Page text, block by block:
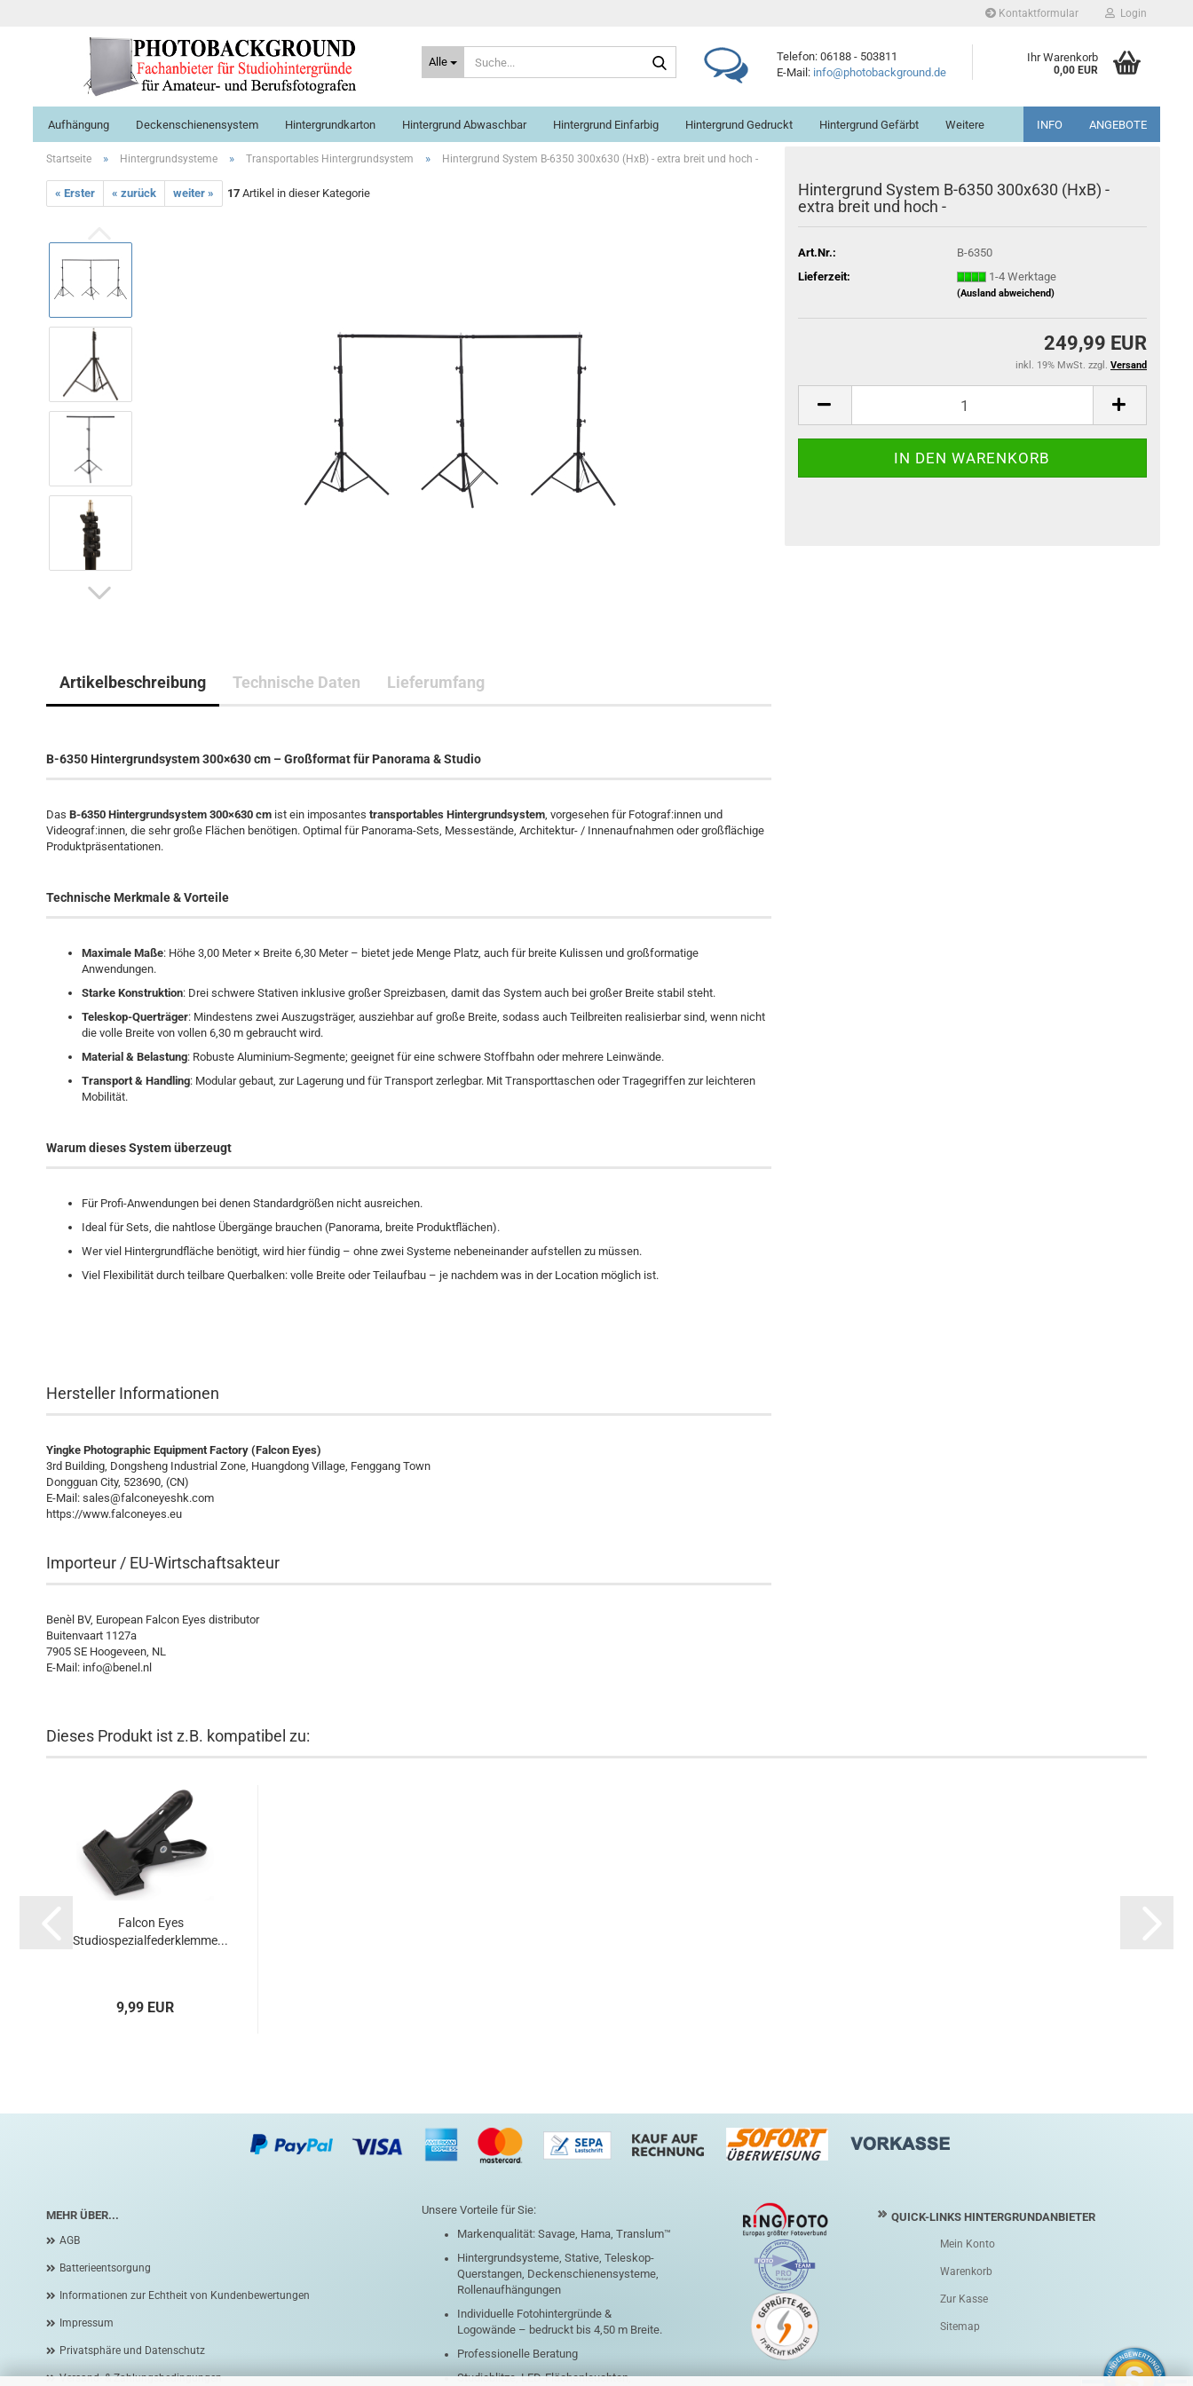
Kontaktformular Login
Alle
Suche...
Telefon: 06188 - 503811
E-Mail: info@photobackground.de
Ihr Warenkorb
0,00 EUR
Aufhängung Deckenschienensystem Hintergrundkarton Hintergrund Abwaschbar Hintergrund Einfarbig Hintergrund Gedruckt Hintergrund Gefärbt INFO ANGEBOTE
Weitere
Startseite » Hintergrundsysteme » Transportables Hintergrundsystem » Hintergrund System B-6350 300x630 (HxB) - extra breit und hoch -
« Erster « zurück weiter » 17 Artikel in dieser Kategorie
Hintergrund System B-6350 300x630 (HxB) -
extra breit und hoch -
Art.Nr.:
B-6350
Lieferzeit:
1-4 Werktage
(Ausland abweichend)
249,99 EUR
inkl. 19% MwSt. zzgl. Versand
Artikelbeschreibung Technische Daten Lieferumfang
B-6350 Hintergrundsystem 300×630 cm – Großformat für Panorama & Studio
Das B-6350 Hintergrundsystem 300×630 cm ist ein imposantes transportables Hintergrundsystem, vorgesehen für Fotograf:innen und
Videograf:innen, die sehr große Flächen benötigen. Optimal für Panorama-Sets, Messestände, Architektur- / Innenaufnahmen oder großflächige
Produktpräsentationen.
Technische Merkmale & Vorteile
Maximale Maße: Höhe 3,00 Meter × Breite 6,30 Meter – bietet jede Menge Platz, auch für breite Kulissen und großformatige
Anwendungen.
Starke Konstruktion: Drei schwere Stativen inklusive großer Spreizbasen, damit das System auch bei großer Breite stabil steht.
Teleskop-Querträger: Mindestens zwei Auszugsträger, ausziehbar auf große Breite, sodass auch Teilbreiten realisierbar sind, wenn nicht
die volle Breite von vollen 6,30 m gebraucht wird.
Material & Belastung: Robuste Aluminium-Segmente; geeignet für eine schwere Stoffbahn oder mehrere Leinwände.
Transport & Handling: Modular gebaut, zur Lagerung und für Transport zerlegbar. Mit Transporttaschen oder Tragegriffen zur leichteren
Mobilität.
Warum dieses System überzeugt
Für Profi-Anwendungen bei denen Standardgrößen nicht ausreichen.
Ideal für Sets, die nahtlose Übergänge brauchen (Panorama, breite Produktflächen).
Wer viel Hintergrundfläche benötigt, wird hier fündig – ohne zwei Systeme nebeneinander aufstellen zu müssen.
Viel Flexibilität durch teilbare Querbalken: volle Breite oder Teilaufbau – je nachdem was in der Location möglich ist.
Hersteller Informationen
Yingke Photographic Equipment Factory (Falcon Eyes)
3rd Building, Dongsheng Industrial Zone, Huangdong Village, Fenggang Town
Dongguan City, 523690, (CN)
E-Mail: sales@falconeyeshk.com
https://www.falconeyes.eu
Importeur / EU-Wirtschaftsakteur
Benèl BV, European Falcon Eyes distributor
Buitenvaart 1127a
7905 SE Hoogeveen, NL
E-Mail: info@benel.nl
Dieses Produkt ist z.B. kompatibel zu:
Falcon Eyes
Studiospezialfederklemme...
9,99 EUR
MEHR ÜBER...
AGB
Batterieentsorgung
Informationen zur Echtheit von Kundenbewertungen
Impressum
Privatsphäre und Datenschutz
Versand- & Zahlungsbedingungen
Unsere Vorteile für Sie:
Markenqualität: Savage, Hama, Translum™
Hintergrundsysteme, Stative, Teleskop-
Querstangen, Deckenschienensysteme,
Rollenaufhängungen
Individuelle Fotohintergründe &
Logowände – bedruckt bis 4,50 m Breite.
Professionelle Beratung
Studioblitze, LED-Flächenleuchten,
QUICK-LINKS HINTERGRUNDANBIETER
Mein Konto
Warenkorb
Zur Kasse
Sitemap